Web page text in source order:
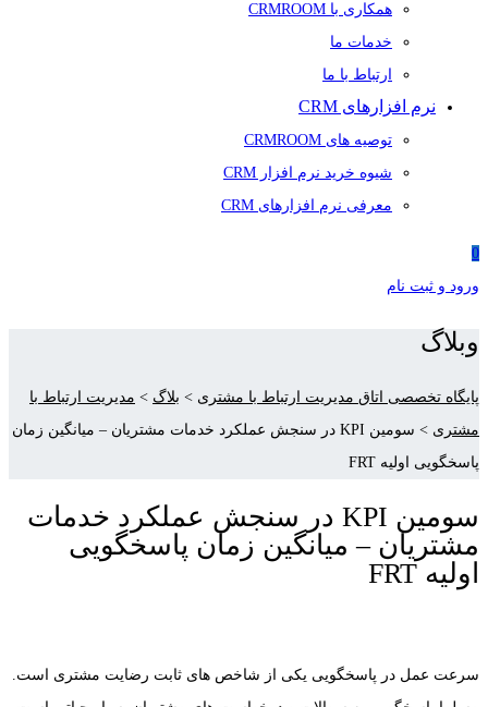
همکاری با CRMROOM
خدمات ما
ارتباط با ما
نرم افزارهای CRM
توصیه های CRMROOM
شیوه خرید نرم افزار CRM
معرفی نرم افزارهای CRM
0
ورود و ثبت نام
وبلاگ
پایگاه تخصصی اتاق مدیریت ارتباط با مشتری > بلاگ > مدیریت ارتباط با
مشتری >
سومین KPI در سنجش عملکرد خدمات مشتریان – میانگین زمان
پاسخگویی اولیه FRT
سومین KPI در سنجش عملکرد خدمات
مشتریان – میانگین زمان پاسخگویی
اولیه FRT
سرعت عمل در پاسخگویی یکی از شاخص های ثابت رضایت مشتری است.